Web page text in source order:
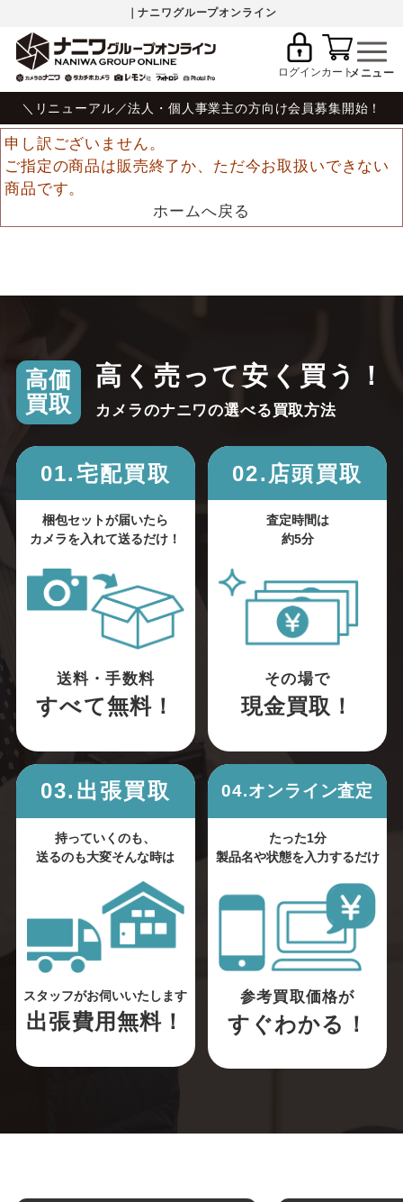
｜ナニワグループオンライン
ログインカート
＼リニューアル／法人・個人事業主の方向け会員募集開始！
申し訳ございません。
ご指定の商品は販売終了か、ただ今お取扱いできない
商品です。
ホームへ戻る
高価
買取
高く売って安く買う！
カメラのナニワの選べる買取方法
01.宅配買取
梱包セットが届いたら
カメラを入れて送るだけ！
送料・手数料
すべて無料！
02.店頭買取
査定時間は
約5分
その場で
現金買取！
03.出張買取
持っていくのも、
送るのも大変そんな時は
スタッフがお伺いいたします
出張費用無料！
04.オンライン査定
たった1分
製品名や状態を入力するだけ
参考買取価格が
すぐわかる！